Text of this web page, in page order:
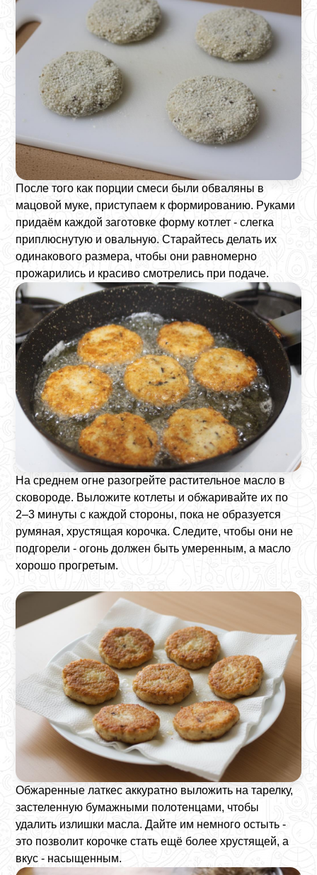
После того как порции смеси были обваляны в
мацовой муке, приступаем к формированию. Руками
придаём каждой заготовке форму котлет - слегка
приплюснутую и овальную. Старайтесь делать их
одинакового размера, чтобы они равномерно
прожарились и красиво смотрелись при подаче.
На среднем огне разогрейте растительное масло в
сковороде. Выложите котлеты и обжаривайте их по
2–3 минуты с каждой стороны, пока не образуется
румяная, хрустящая корочка. Следите, чтобы они не
подгорели - огонь должен быть умеренным, а масло
хорошо прогретым.
Обжаренные латкес аккуратно выложить на тарелку,
застеленную бумажными полотенцами, чтобы
удалить излишки масла. Дайте им немного остыть -
это позволит корочке стать ещё более хрустящей, а
вкус - насыщенным.